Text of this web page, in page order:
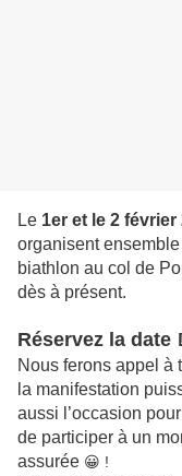
Le 1er et le 2 février
organisent
biathlon au col de
dès à présent.
Réservez la date
Nous ferons appel à
la manifestation
aussi l’occasion
de participer à un
assurée 😀 !